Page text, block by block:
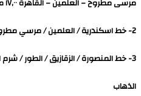
2- خط اسكندرية / العلمين / مرسي مطروح والعكس) جزئي خلال موسم الصيف
3- خط المنصورة / الزقازيق / الطور / شرم الشيخ والعكس). بالكامل”
الذهاب